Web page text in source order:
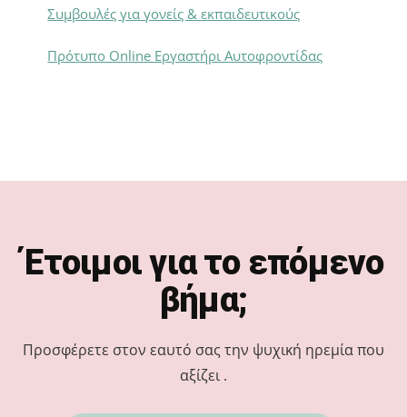
Συμβουλές για γονείς & εκπαιδευτικούς
Πρότυπο Online Εργαστήρι Αυτοφροντίδας
Έτοιμοι για το επόμενο
βήμα;
Προσφέρετε στον εαυτό σας την ψυχική ηρεμία που
αξίζει .